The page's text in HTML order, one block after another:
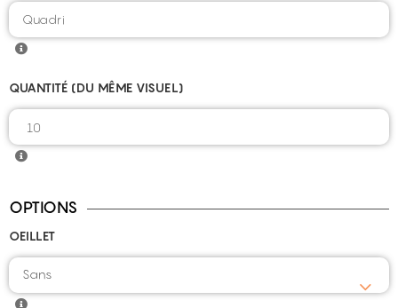
QUANTITÉ (DU MÊME VISUEL)
OPTIONS
OEILLET
Sans